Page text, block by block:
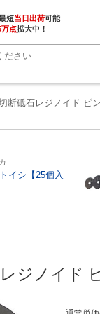
短当日出荷
万点拡大中！
断砥石レジノイド ピ
イシ【25個入
ジノイド